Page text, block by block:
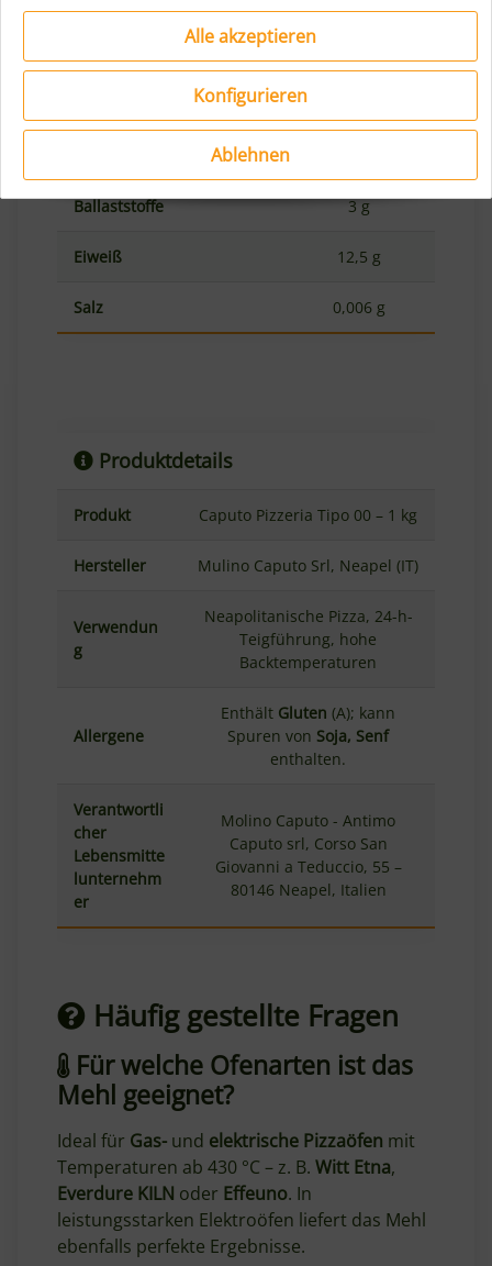
Alle akzeptieren
Konfigurieren
Ablehnen
davon gesättigte
Ballaststoffe 3 g
Eiweiß 12,5 g
Salz 0,006 g
Produktdetails
Produkt Caputo Pizzeria Tipo 00 – 1 kg
Hersteller Mulino Caputo Srl, Neapel (IT)
Verwendun
g
Neapolitanische Pizza, 24-h-
Teigführung, hohe
Backtemperaturen
Allergene
Enthält Gluten (A); kann
Spuren von Soja, Senf
enthalten.
Verantwortli
cher
Lebensmitte
lunternehm
er
Molino Caputo - Antimo
Caputo srl, Corso San
Giovanni a Teduccio, 55 –
80146 Neapel, Italien
Häufig gestellte Fragen
Für welche Ofenarten ist das
Mehl geeignet?
Ideal für Gas- und elektrische Pizzaöfen mit
Temperaturen ab 430 °C – z. B. Witt Etna,
Everdure KILN oder Effeuno. In
leistungsstarken Elektroöfen liefert das Mehl
ebenfalls perfekte Ergebnisse.